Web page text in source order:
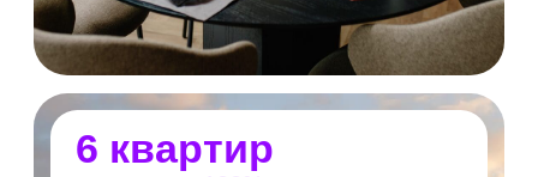
Где пройдёт выставка
Open Village Сибирь пройдет в первом городе-
спутнике Новосибирска — FREEDOM VILLAGE
площадью 220 га. Собственная инфраструктура
закроет все потребности резидентов — здесь
предусмотрены: школы и детские сады,
торговый центр, салоны красоты, фитнес-
центры, кофейни, игровые центры и многое